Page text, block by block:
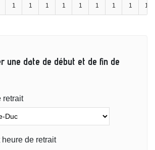
1 1 1 1 1 1 1 1 1
une date de début et de fin de
retrait
heure de retrait